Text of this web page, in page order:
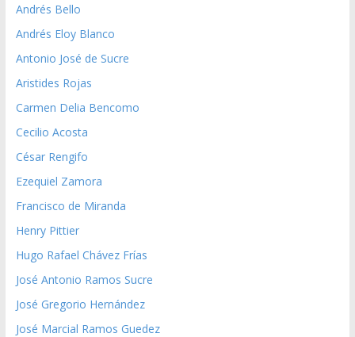
Andrés Bello
Andrés Eloy Blanco
Antonio José de Sucre
Aristides Rojas
Carmen Delia Bencomo
Cecilio Acosta
César Rengifo
Ezequiel Zamora
Francisco de Miranda
Henry Pittier
Hugo Rafael Chávez Frías
José Antonio Ramos Sucre
José Gregorio Hernández
José Marcial Ramos Guedez